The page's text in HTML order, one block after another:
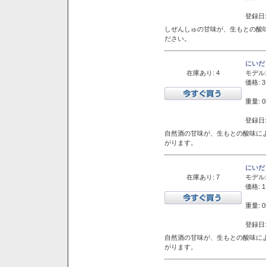
登録
しぜんしゅの甘味が、生もとの
ださい。
在庫あり: 4
にい
モデル:
価格:
重量:
登録
自然酒の甘味が、生もとの酸味
がります。
在庫あり: 7
にい
モデル:
価格:
重量:
登録
自然酒の甘味が、生もとの酸味
がります。